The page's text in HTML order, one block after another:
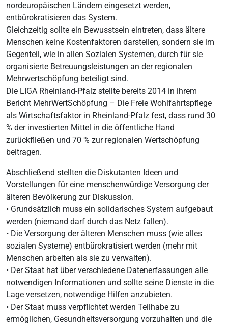
nordeuropäischen Ländern eingesetzt werden,
entbürokratisieren das System.
Gleichzeitig sollte ein Bewusstsein eintreten, dass ältere
Menschen keine Kostenfaktoren darstellen, sondern sie im
Gegenteil, wie in allen Sozialen Systemen, durch für sie
organisierte Betreuungsleistungen an der regionalen
Mehrwertschöpfung beteiligt sind.
Die LIGA Rheinland-Pfalz stellte bereits 2014 in ihrem
Bericht MehrWertSchöpfung – Die Freie Wohlfahrtspflege
als Wirtschaftsfaktor in Rheinland-Pfalz fest, dass rund 30
% der investierten Mittel in die öffentliche Hand
zurückfließen und 70 % zur regionalen Wertschöpfung
beitragen.
Abschließend stellten die Diskutanten Ideen und
Vorstellungen für eine menschenwürdige Versorgung der
älteren Bevölkerung zur Diskussion.
• Grundsätzlich muss ein solidarisches System aufgebaut
werden (niemand darf durch das Netz fallen).
• Die Versorgung der älteren Menschen muss (wie alles
sozialen Systeme) entbürokratisiert werden (mehr mit
Menschen arbeiten als sie zu verwalten).
• Der Staat hat über verschiedene Datenerfassungen alle
notwendigen Informationen und sollte seine Dienste in die
Lage versetzen, notwendige Hilfen anzubieten.
• Der Staat muss verpflichtet werden Teilhabe zu
ermöglichen, Gesundheitsversorgung vorzuhalten und die